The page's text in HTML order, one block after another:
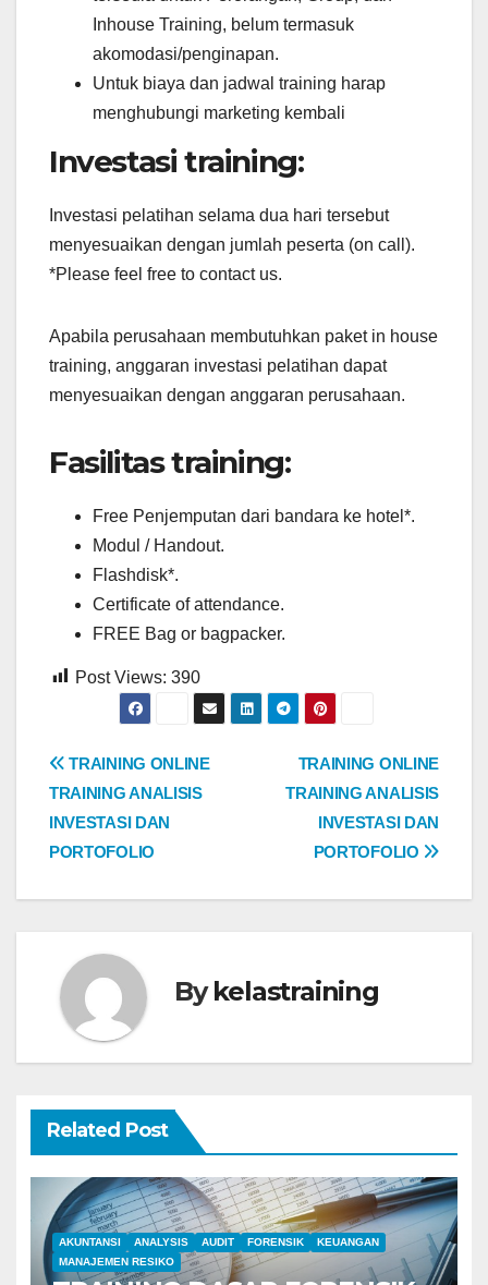
Inhouse Training, belum termasuk
akomodasi/penginapan.
Untuk biaya dan jadwal training harap
menghubungi marketing kembali
Investasi training:
Investasi pelatihan selama dua hari tersebut
menyesuaikan dengan jumlah peserta (on call).
*Please feel free to contact us.
Apabila perusahaan membutuhkan paket in house
training, anggaran investasi pelatihan dapat
menyesuaikan dengan anggaran perusahaan.
Fasilitas training:
Free Penjemputan dari bandara ke hotel*.
Modul / Handout.
Flashdisk*.
Certificate of attendance.
FREE Bag or bagpacker.
Post Views: 390
Post
navigation
TRAINING ONLINE
TRAINING ANALISIS
INVESTASI DAN
PORTOFOLIO
TRAINING ONLINE
TRAINING ANALISIS
INVESTASI DAN
PORTOFOLIO
Bykelastraining
Related Post
AKUNTANSI ANALYSIS AUDIT FORENSIK
KEUANGAN
MANAJEMEN RESIKO